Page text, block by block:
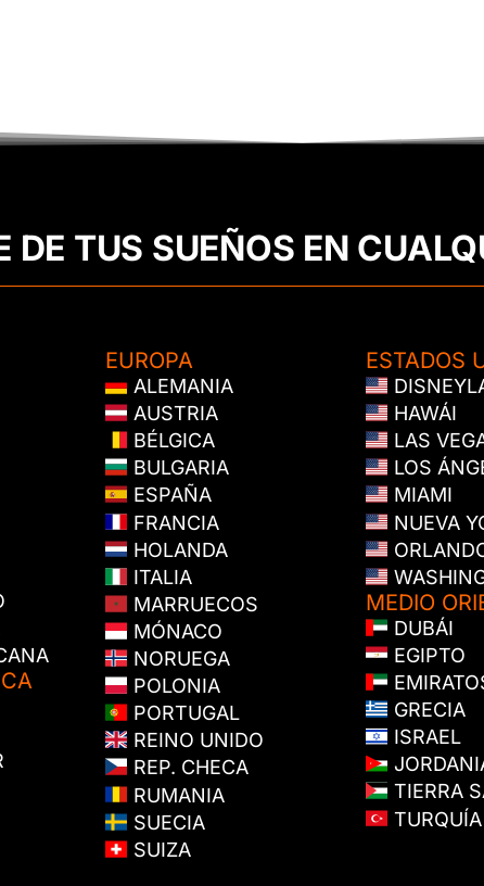
TUS SUEÑOS EN
EUROPA
ALEMANIA
AUSTRIA
BÉLGICA
BULGARIA
ESPAÑA
FRANCIA
HOLANDA
ITALIA
MARRUECOS
MÓNACO
NORUEGA
POLONIA
PORTUGAL
REINO UNIDO
REP. CHECA
RUMANIA
SUECIA
SUIZA
ESTADOS
HAWÁI
LAS
LOS
MIAMI
NUEVA
MEDIO
DUBÁI
EGIPTO
GRECIA
ISRAEL
TIERRA
TURQUÍA